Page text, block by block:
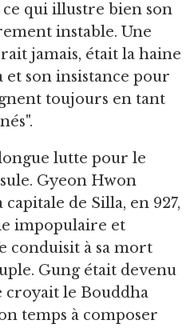
ce qui illustre bien son
instable. Une
jamais, était la haine
et son insistance pour
toujours en tant
lutte pour le
Gyeon Hwon
capitale de Silla, en 927,
impopulaire et
conduisit à sa mort
Gung était devenu
croyait le Bouddha
temps à composer